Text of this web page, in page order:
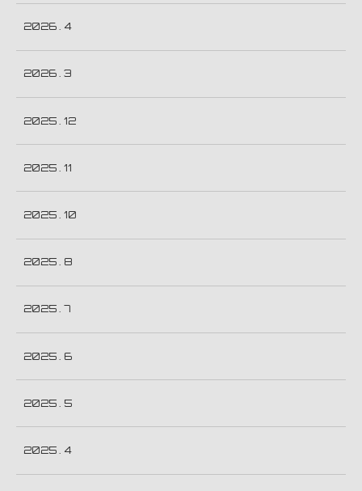
2026 . 4
2026 . 3
2025 . 12
2025 . 11
2025 . 10
2025 . 8
2025 . 7
2025 . 6
2025 . 5
2025 . 4